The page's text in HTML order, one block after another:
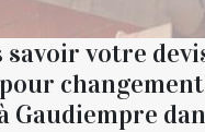
savoir votre